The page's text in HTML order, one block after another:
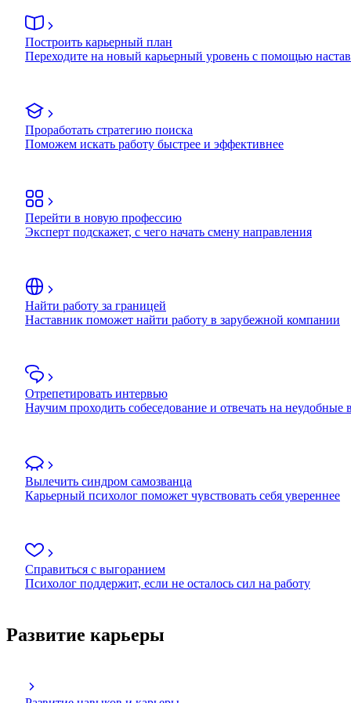
Построить карьерный план
Переходите на новый карьерный уровень с помощью
Проработать стратегию поиска
Поможем искать работу быстрее и эффективнее
Перейти в новую профессию
Эксперт подскажет, с чего начать смену направления
Найти работу за границей
Наставник поможет найти работу в зарубежной компании
Отрепетировать интервью
Научим проходить собеседование и отвечать на неудобные
Вылечить синдром самозванца
Карьерный психолог поможет чувствовать себя увереннее
Справиться с выгоранием
Психолог поддержит, если не осталось сил на работу
Развитие карьеры